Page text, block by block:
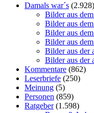
Damals war´s (2.928)
Bilder aus
Bilder aus
Bilder aus
Bilder aus
Bilder aus der
Bilder aus der
Kommentare (862)
Leserbriefe (250)
Meinung (5)
Personen (859)
Ratgeber(1.598)